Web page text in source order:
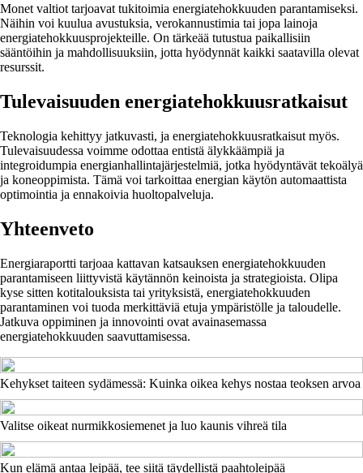
Monet valtiot tarjoavat tukitoimia energiatehokkuuden parantamiseksi.
Näihin voi kuulua avustuksia, verokannustimia tai jopa lainoja
energiatehokkuusprojekteille. On tärkeää tutustua paikallisiin
sääntöihin ja mahdollisuuksiin, jotta hyödynnät kaikki saatavilla olevat
resurssit.
Tulevaisuuden energiatehokkuusratkaisut
Teknologia kehittyy jatkuvasti, ja energiatehokkuusratkaisut myös.
Tulevaisuudessa voimme odottaa entistä älykkäämpiä ja
integroidumpia energianhallintajärjestelmiä, jotka hyödyntävät tekoälyä
ja koneoppimista. Tämä voi tarkoittaa energian käytön automaattista
optimointia ja ennakoivia huoltopalveluja.
Yhteenveto
Energiaraportti tarjoaa kattavan katsauksen energiatehokkuuden
parantamiseen liittyvistä käytännön keinoista ja strategioista. Olipa
kyse sitten kotitalouksista tai yrityksistä, energiatehokkuuden
parantaminen voi tuoda merkittäviä etuja ympäristölle ja taloudelle.
Jatkuva oppiminen ja innovointi ovat avainasemassa
energiatehokkuuden saavuttamisessa.
Kehykset taiteen sydämessä: Kuinka oikea kehys nostaa teoksen arvoa
Valitse oikeat nurmikkosiemenet ja luo kaunis vihreä tila
Kun elämä antaa leipää, tee siitä täydellistä paahtoleipää